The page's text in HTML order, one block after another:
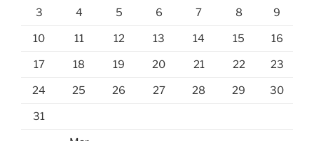
3 4 5 6 7 8 9
10 11 12 13 14 15 16
17 18 19 20 21 22 23
24 25 26 27 28 29 30
31